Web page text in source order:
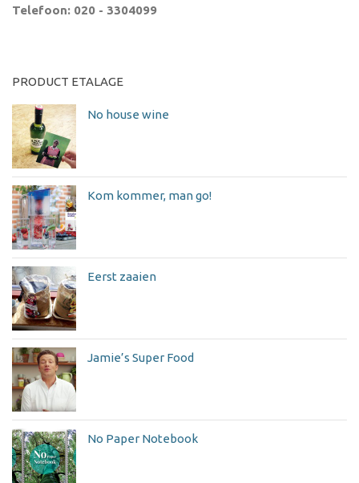
Telefoon: 020 - 3304099
PRODUCT ETALAGE
No house wine
Kom kommer, man go!
Eerst zaaien
Jamie’s Super Food
No Paper Notebook